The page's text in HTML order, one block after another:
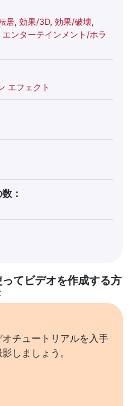
居, 効果/3D, 効果/破壊,
エンターテインメント/ホラ
エフェクト
：
てビデオを作成する方
チュートリアルを入手
しましょう。